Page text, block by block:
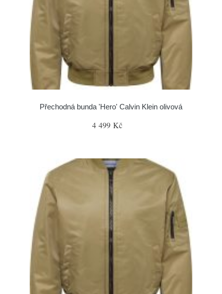
Přechodná bunda 'Hero' Calvin Klein olivová
4 499 Kč